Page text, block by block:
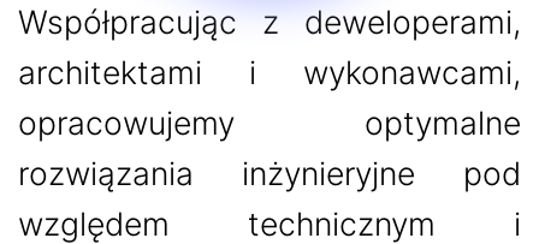
Współpracując z deweloperami,
architektami i wykonawcami,
opracowujemy optymalne
rozwiązania inżynieryjne pod
względem technicznym i